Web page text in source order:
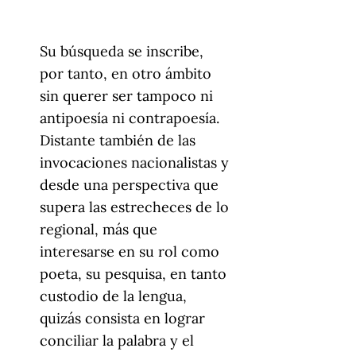
Su búsqueda se inscribe,
por tanto, en otro ámbito
sin querer ser tampoco ni
antipoesía ni contrapoesía.
Distante también de las
invocaciones nacionalistas y
desde una perspectiva que
supera las estrecheces de lo
regional, más que
interesarse en su rol como
poeta, su pesquisa, en tanto
custodio de la lengua,
quizás consista en lograr
conciliar la palabra y el